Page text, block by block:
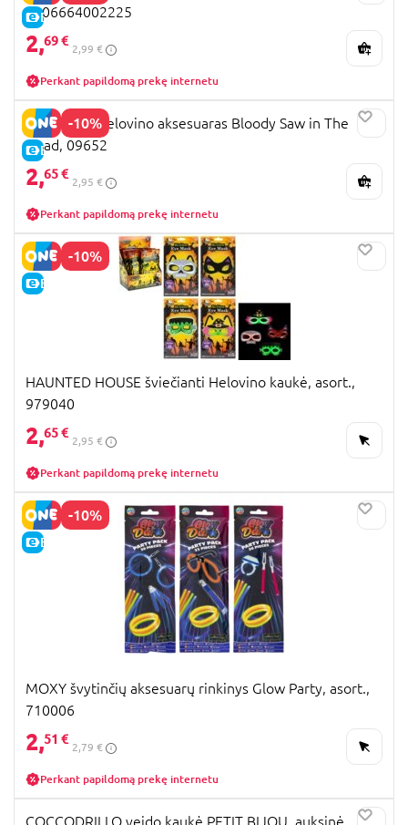
E-KAINA
5906664002225
2,69 €
2,99 €
Perkant papildomą prekę internetu
-10%
E-KAINA
WIDMANN helovino aksesuaras Bloody Saw in The
Head, 09652
2,65 €
2,95 €
Perkant papildomą prekę internetu
-10%
E-KAINA
HAUNTED HOUSE šviečianti Helovino kaukė, asort.,
979040
2,65 €
2,95 €
Perkant papildomą prekę internetu
-10%
E-KAINA
MOXY švytinčių aksesuarų rinkinys Glow Party, asort.,
710006
2,51 €
2,79 €
Perkant papildomą prekę internetu
COCCODRILLO veido kaukė PETIT BIJOU, auksinė,